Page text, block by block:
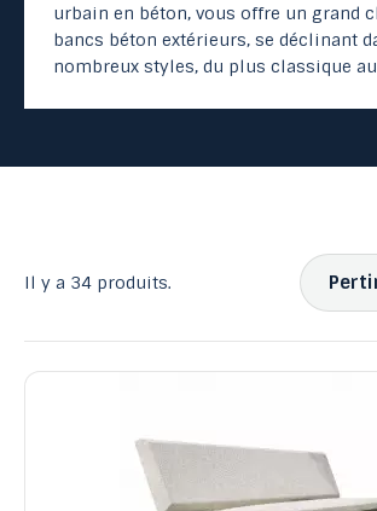
urbain en béton, vous offre un grand
bancs béton extérieurs, se déclinant
nombreux styles, du plus classique
Il y a 34 produits.
Pertinence
Nom, Z à A
Prix, croissant